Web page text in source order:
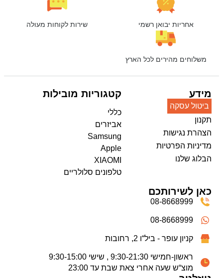
אחריות יבואן רשמי שירות לקוחות מעולה
משלוחים מהירים לכל הארץ
מידע
ביטול עסקה
תקנון
הצהרת נגישות
מדיניות הפרטיות
הבלוג שלנו
קטגוריות מובילות
כללי
אביזרים
Samsung
Apple
XIAOMI
טלפונים סלולריים
כאן לשירותכם
08-8668999
08-8668999
קניון עופר - ביל“ו 2, רחובות
ראשון-חמישי 9:30-21:30 , שישי 9:30-15:00
מוצ“ש שעה אחרי צאת שבת עד 23:00